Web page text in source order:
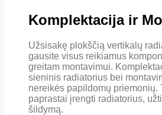
Komplektacija ir
Užsisakę plokščią vertikalų
gausite visus reikiamus
greitam montavimui.
sieninis radiatorius bei
nereikės papildomų priemonių.
paprastai įrengti radiatorius,
šildymą.